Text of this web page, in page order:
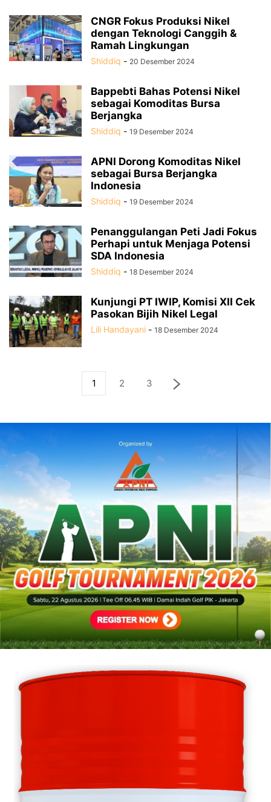
CNGR Fokus Produksi Nikel
dengan Teknologi Canggih &
Ramah Lingkungan
Shiddiq - 20 Desember 2024
Bappebti Bahas Potensi Nikel
sebagai Komoditas Bursa
Berjangka
Shiddiq - 19 Desember 2024
APNI Dorong Komoditas Nikel
sebagai Bursa Berjangka
Indonesia
Shiddiq - 19 Desember 2024
Penanggulangan Peti Jadi Fokus
Perhapi untuk Menjaga Potensi
SDA Indonesia
Shiddiq - 18 Desember 2024
Kunjungi PT IWIP, Komisi XII Cek
Pasokan Bijih Nikel Legal
Lili Handayani - 18 Desember 2024
1 2 3